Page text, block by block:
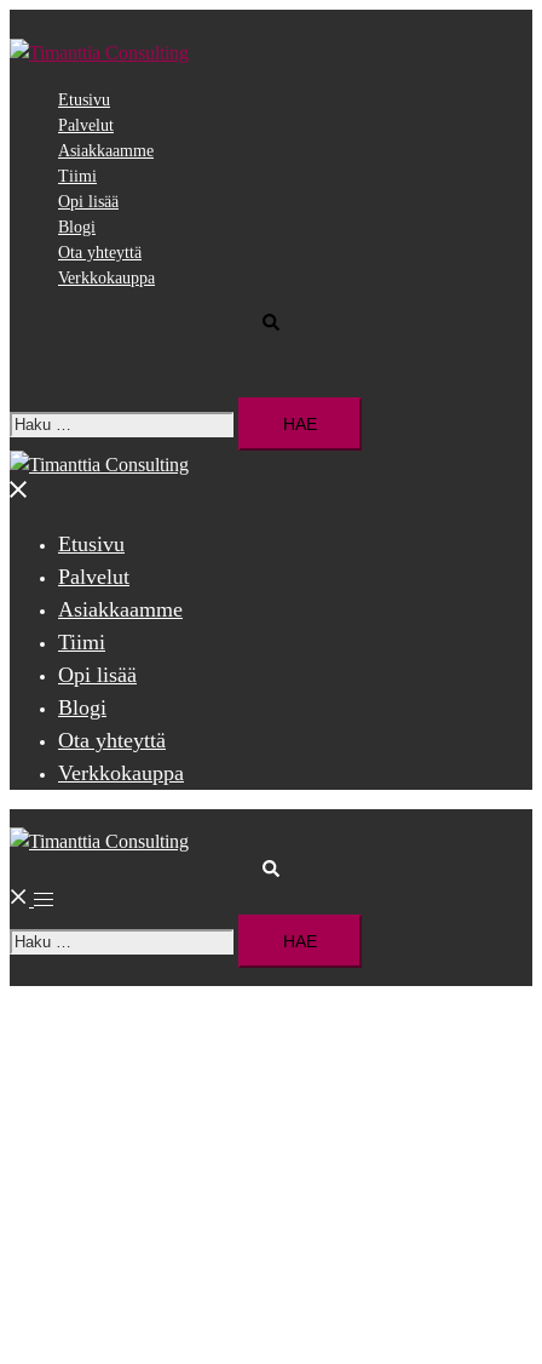
pääsisältöön
Etusivu
Palvelut
Asiakkaamme
Tiimi
Opi lisää
Blogi
Ota yhteyttä
Verkkokauppa
Haku:
Close
Etusivu
Palvelut
Asiakkaamme
Tiimi
Opi lisää
Blogi
Ota yhteyttä
Verkkokauppa
Toggle
menu
Haku: